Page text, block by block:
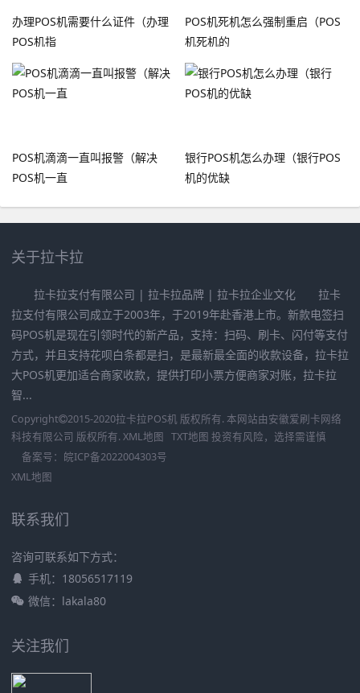
办理POS机需要什么证件（办理
POS机指
POS机死机怎么强制重启（POS
机死机的
POS机滴滴一直叫报警（解决
POS机一直
银行POS机怎么办理（银行POS
机的优缺
关于拉卡拉
拉卡拉支付有限公司 | 拉卡拉品牌 | 拉卡拉企业文化 拉卡
拉支付有限公司成立于2003年，于2019年赴香港上市。新款电签扫
码POS机是现在引领时代的新产品，支持：扫码、刷卡、闪付等支付
方式，并且支持花呗白条都是扫，是最新最全面的收款设备，拉卡拉
大POS机更加适合商家收款，提供打印小票方便商家对账，拉卡拉
智...
Copyright 2015-2020拉卡拉POS机 版权所有. 本网站由安徽爱刷卡网络
科技有限公司 版权所有. XML地图 TXT地图 投资有风险，选择需谨慎
备案号： 皖ICP备2022004303号
XML地图
联系我们
咨询可联系如下方式：
手机：18056517119
微信：lakala80
关注我们